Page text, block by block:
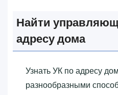
Найти
адресу дома
Узнать УК по адресу
разнообразными